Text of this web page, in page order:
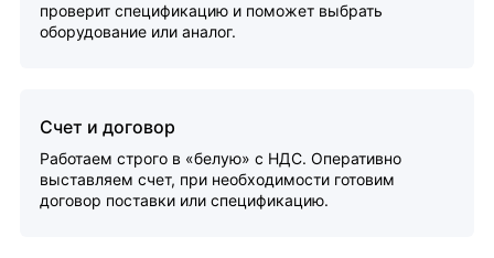
проверит спецификацию и поможет выбрать
оборудование или аналог.
Счет и договор
Работаем строго в «белую» с НДС. Оперативно
выставляем счет, при необходимости готовим
договор поставки или спецификацию.